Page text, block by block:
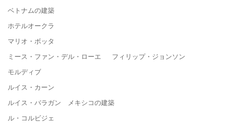
ベトナムの建築
ホテルオークラ
マリオ・ボッタ
ミース・ファン・デル・ローエ フィリップ・ジョンソン
モルディブ
ルイス・カーン
ルイス・バラガン メキシコの建築
ル・コルビジェ